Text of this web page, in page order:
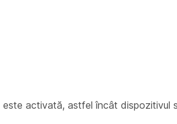
este activată, astfel încât dispozitivul